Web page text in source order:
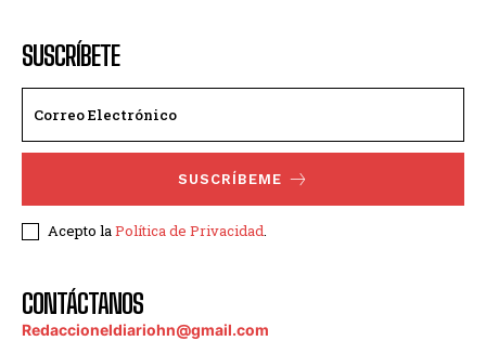
SUSCRÍBETE
SUSCRÍBEME
Acepto laPolítica de Privacidad.
CONTÁCTANOS
Redaccioneldiariohn@gmail.com